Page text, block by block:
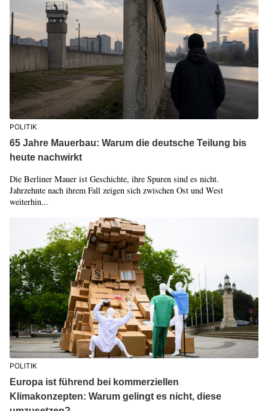
POLITIK
65 Jahre Mauerbau: Warum die deutsche Teilung bis
heute nachwirkt
Die Berliner Mauer ist Geschichte, ihre Spuren sind es nicht.
Jahrzehnte nach ihrem Fall zeigen sich zwischen Ost und West
weiterhin...
POLITIK
Europa ist führend bei kommerziellen
Klimakonzepten: Warum gelingt es nicht, diese